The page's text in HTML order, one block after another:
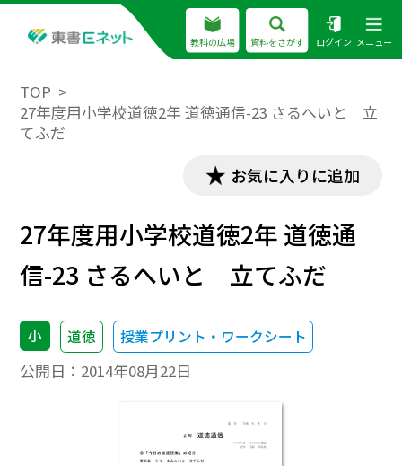
教科の広場 資料をさがす ログイン メニュー
TOP
27年度用小学校道徳2年 道徳通信-23 さるへいと 立
てふだ
お気に入りに追加
27年度用小学校道徳2年 道徳通
信-23 さるへいと 立てふだ
小 道徳 授業プリント・ワークシート
公開日： 2014年08月22日